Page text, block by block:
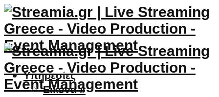
Υπηρεσίες
Εικόνα »